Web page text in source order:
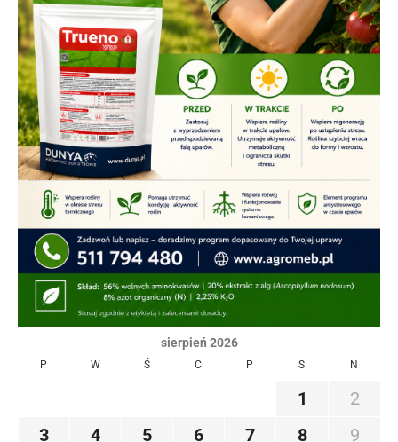
sierpień 2026
P W Ś C P S N
1
2
3
4 5 6 7 8
9